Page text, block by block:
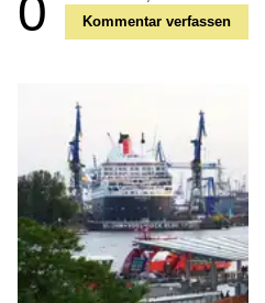
0
Kommentar verfassen